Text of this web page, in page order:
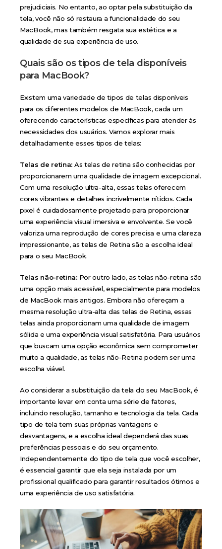
prejudiciais. No entanto, ao optar pela substituição da
tela, você não só restaura a funcionalidade do seu
MacBook, mas também resgata sua estética e a
qualidade de sua experiência de uso.
Quais são os tipos de tela disponíveis
para MacBook?
Existem uma variedade de tipos de telas disponíveis
para os diferentes modelos de MacBook, cada um
oferecendo características específicas para atender às
necessidades dos usuários. Vamos explorar mais
detalhadamente esses tipos de telas:
Telas de retina: As telas de retina são conhecidas por
proporcionarem uma qualidade de imagem excepcional.
Com uma resolução ultra-alta, essas telas oferecem
cores vibrantes e detalhes incrivelmente nítidos. Cada
pixel é cuidadosamente projetado para proporcionar
uma experiência visual imersiva e envolvente. Se você
valoriza uma reprodução de cores precisa e uma clareza
impressionante, as telas de Retina são a escolha ideal
para o seu MacBook.
Telas não-retina:Por outro lado, as telas não-retina são
uma opção mais acessível, especialmente para modelos
de MacBook mais antigos. Embora não ofereçam a
mesma resolução ultra-alta das telas de Retina, essas
telas ainda proporcionam uma qualidade de imagem
sólida e uma experiência visual satisfatória. Para usuários
que buscam uma opção econômica sem comprometer
muito a qualidade, as telas não-Retina podem ser uma
escolha viável.
Ao considerar a substituição da tela do seu MacBook, é
importante levar em conta uma série de fatores,
incluindo resolução, tamanho e tecnologia da tela. Cada
tipo de tela tem suas próprias vantagens e
desvantagens, e a escolha ideal dependerá das suas
preferências pessoais e do seu orçamento.
Independentemente do tipo de tela que você escolher,
é essencial garantir que ela seja instalada por um
profissional qualificado para garantir resultados ótimos e
uma experiência de uso satisfatória.